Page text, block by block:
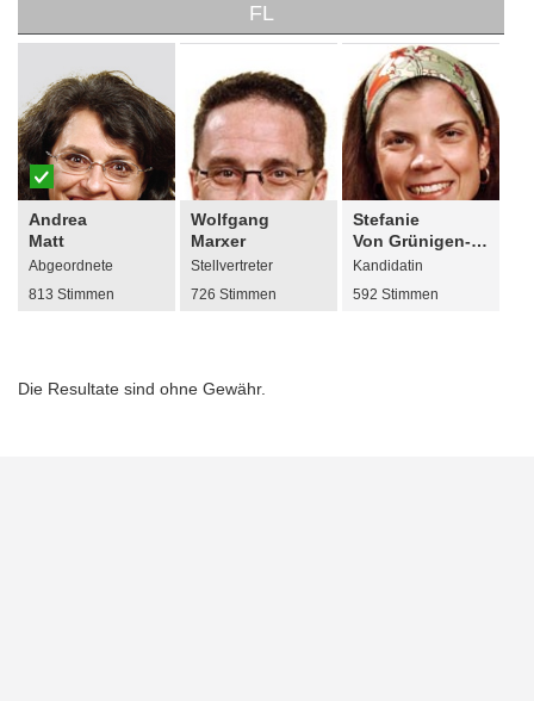
FL
Andrea
Matt
Abgeordnete
813 Stimmen
Wolfgang
Marxer
Stellvertreter
726 Stimmen
Stefanie
Von Grünigen-Sele
Kandidatin
592 Stimmen
Die Resultate sind ohne Gewähr.